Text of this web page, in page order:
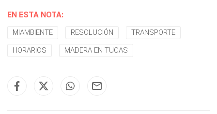
EN ESTA NOTA:
MIAMBIENTE RESOLUCIÓN TRANSPORTE
HORARIOS MADERA EN TUCAS